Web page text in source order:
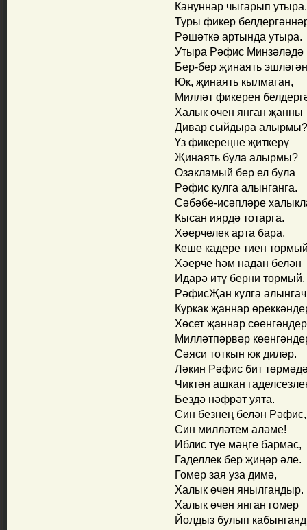
Кануннар чыгарып утыра.
Туры фикер
Рәшәткә артында утыра.
Утыра Рәфис Минзәләдә
Бер-бер җинаять
Юк, җинаять кылмаган,
Милләт фикерен
Халык өчен янган җанны
Дивар сыйдыра алырмы?
Үз фикереңне җиткерү
Җинаять була алырмы?
Озакламый бер ел була
Рәфис кулга алынганга.
Сәбәбе-исәпләре
Кысан иярдә тотарга.
Хәерчелек арта бара,
Кеше кадере тиен
Хәерче һәм надан белән
Идарә итү берни тормый.
РәфисҖан кулга
Куркак җаннар
Хөсет җаннар
Милләтпәрвәр
Сәяси тоткын юк диләр.
Ләкин Рәфис бит
Чиктән ашкан
Бездә нәфрәт уята.
Син безнең белән
Син милләтем аләме!
Иблис туе мәңге бармас,
Гаделлек бер җиңәр әле.
Гомер зая уза димә,
Халык өчен янылгандыр.
Халык өчен янган гомер
Йолдыз булып